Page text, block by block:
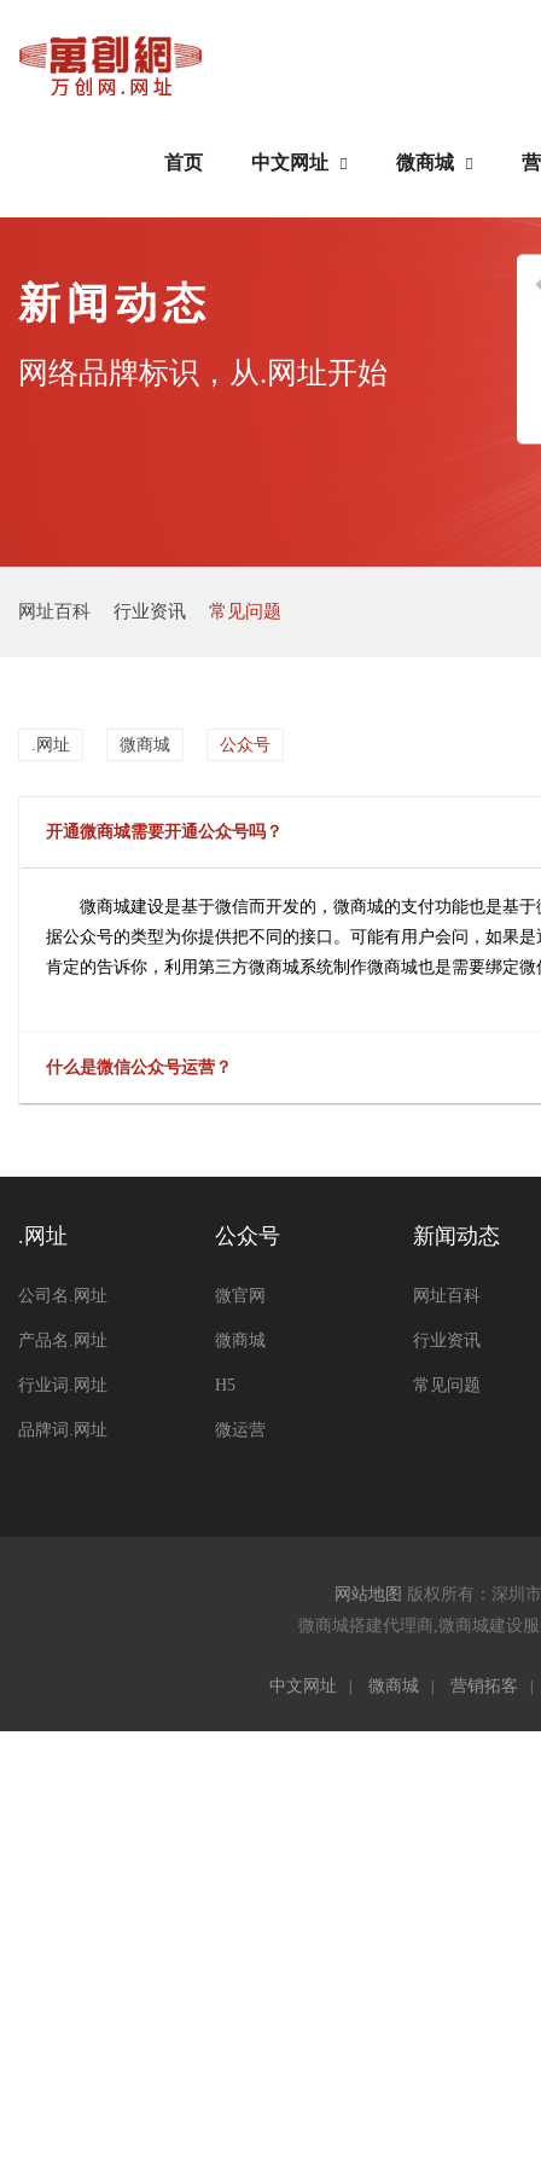
首页 中文网址 微商城
公众号搭建
新闻动态
网络品牌标识，从.网址开始
网址百科 行业资讯 常见问题
.网址 微商城 公众号
开通微商城需要开通公众号吗？
微商城建设是基于微信而开发的，微商城的支付功能也是基
据公众号的类型为你提供把不同的接口。可能有用户会问，如果
肯定的告诉你，利用第三方微商城系统制作微商城也是需要绑定
什么是微信公众号运营？
.网址
公司名.网址
产品名.网址
行业词.网址
品牌词.网址
公众号
微官网
微商城
H5
微运营
新闻动态
网址百科
行业资讯
常见问题
网站地图 版权所有：深圳
微商城搭建代理商,微商城建设
中文网址 微商城 营销拓客